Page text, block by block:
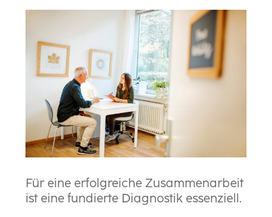
Für eine erfolgreiche Zusammenarbeit
ist eine fundierte Diagnostik essenziell.